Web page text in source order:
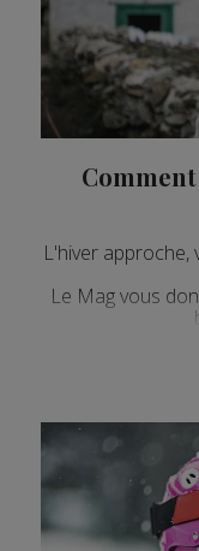
L'hiver approche,
Le Mag vous